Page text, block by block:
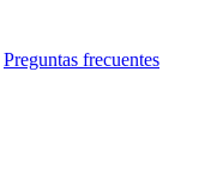
Preguntas frecuentes